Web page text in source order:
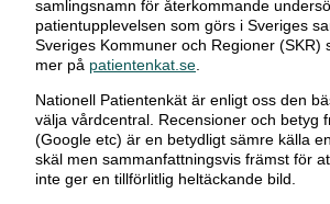
samlingsnamn för återkommande
patientupplevelsen som görs i Sveriges
Sveriges Kommuner och Regioner (SKR)
mer på patientenkat.se.
Nationell Patientenkät är enligt oss den
välja vårdcentral. Recensioner och betyg
(Google etc) är en betydligt sämre källa
skäl men sammanfattningsvis främst för
inte ger en tillförlitlig heltäckande bild.